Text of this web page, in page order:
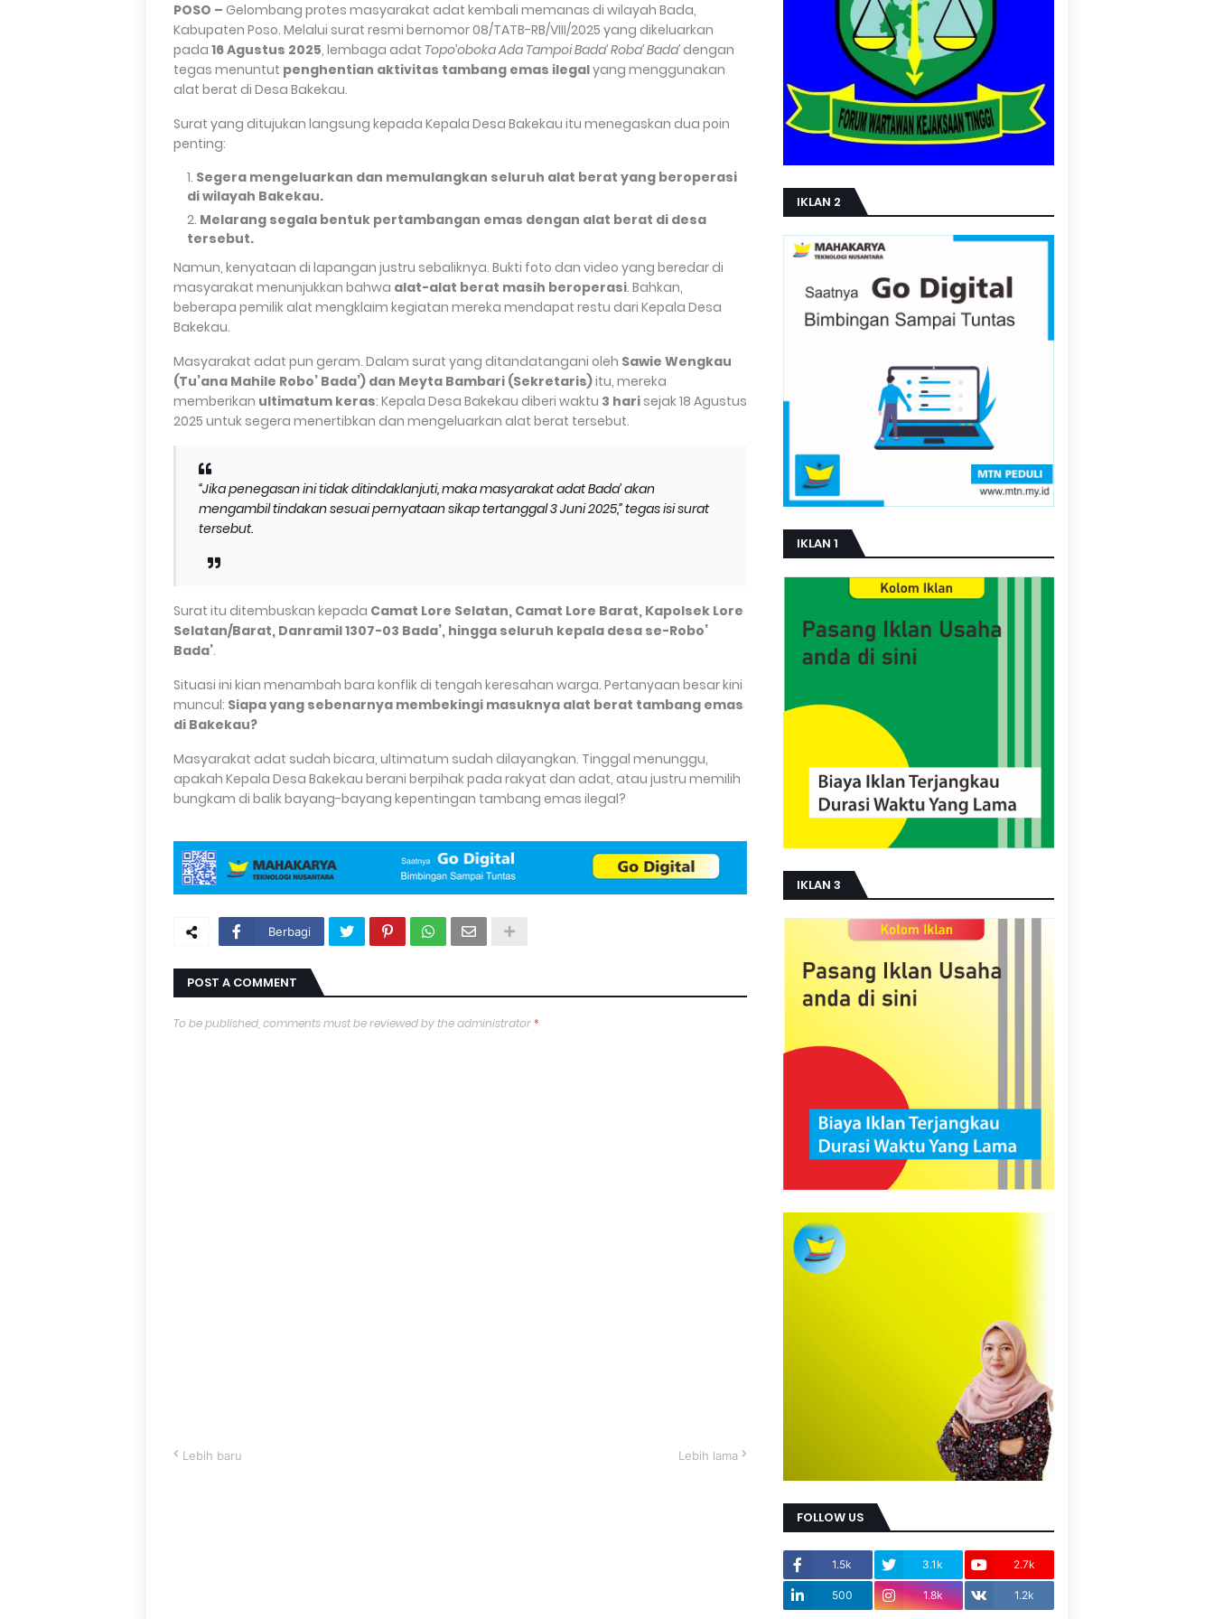
POSO – Gelombang protes masyarakat adat kembali memanas di wilayah Bada,
Kabupaten Poso. Melalui surat resmi bernomor 08/TATB-RB/VIII/2025 yang dikeluarkan
pada 16 Agustus 2025, lembaga adat Topo’oboka Ada Tampoi Bada’ Roba’ Bada’dengan
tegas menuntut penghentian aktivitas tambang emas ilegalyang menggunakan
alat berat di Desa Bakekau.
Surat yang ditujukan langsung kepada Kepala Desa Bakekau itu menegaskan dua poin
penting:
Segera mengeluarkan dan memulangkan seluruh alat berat yang beroperasi
di wilayah Bakekau.
Melarang segala bentuk pertambangan emas dengan alat berat di desa
tersebut.
Namun, kenyataan di lapangan justru sebaliknya. Bukti foto dan video yang beredar di
masyarakat menunjukkan bahwa alat-alat berat masih beroperasi. Bahkan,
beberapa pemilik alat mengklaim kegiatan mereka mendapat restu dari Kepala Desa
Bakekau.
Masyarakat adat pun geram. Dalam surat yang ditandatangani oleh Sawie Wengkau
(Tu’ana Mahile Robo’ Bada’) dan Meyta Bambari (Sekretaris)itu, mereka
memberikan ultimatum keras: Kepala Desa Bakekau diberi waktu 3 hari sejak 18 Agustus
2025 untuk segera menertibkan dan mengeluarkan alat berat tersebut.
“Jika penegasan ini tidak ditindaklanjuti, maka masyarakat adat Bada’ akan
mengambil tindakan sesuai pernyataan sikap tertanggal 3 Juni 2025,”tegas isi surat
tersebut.
Surat itu ditembuskan kepada Camat Lore Selatan, Camat Lore Barat, Kapolsek Lore
Selatan/Barat, Danramil 1307-03 Bada’, hingga seluruh kepala desa se-Robo’
Bada’.
Situasi ini kian menambah bara konflik di tengah keresahan warga. Pertanyaan besar kini
muncul: Siapa yang sebenarnya membekingi masuknya alat berat tambang emas
di Bakekau?
Masyarakat adat sudah bicara, ultimatum sudah dilayangkan. Tinggal menunggu,
apakah Kepala Desa Bakekau berani berpihak pada rakyat dan adat, atau justru memilih
bungkam di balik bayang-bayang kepentingan tambang emas ilegal?
Berbagi
POST A COMMENT
To be published, comments must be reviewed by the administrator*
Lebih baru Lebih lama
IKLAN 2
IKLAN 1
IKLAN 3
FOLLOW US
1.5k 3.1k 2.7k
500 1.8k 1.2k